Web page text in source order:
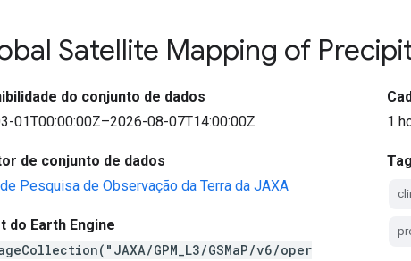
Satellite Mapping of
do conjunto de dados
01T00:00:00Z–2026-08-07T14:00:00Z
de conjunto de dados
Pesquisa de Observação da Terra da JAXA
do Earth Engine
GPM_L3/GSMaP/v6/oper
1